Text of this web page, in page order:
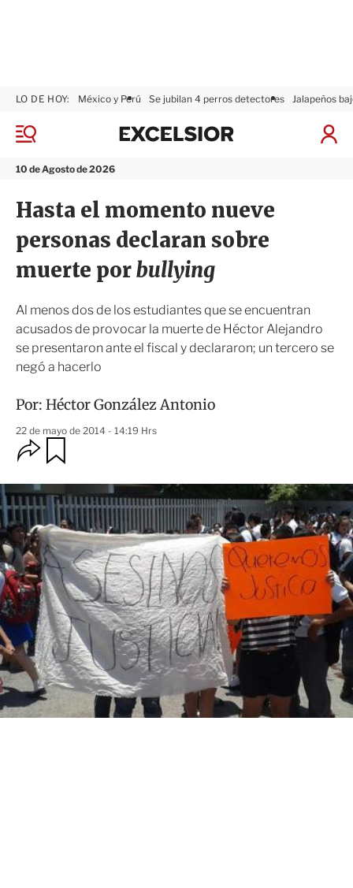
M
n
10 de Agosto de 2026
LO DE HOY: México y Perú Se jubilan 4 perros detectores Jalapeños
I
x
i
o
r
Hasta el momento nueve
personas declaran sobre
muerte porbullying
Al menos dos de los estudiantes que se encuentran
acusados de provocar la muerte de Héctor Alejandro
se presentaron ante el fiscal y declararon; un tercero se
negó a hacerlo
Por: Héctor González Antonio
22 de mayo de 2014 - 14:19 Hrs
O
p
i
o
n
e
s
d
e
c
o
m
p
a
r
t
i
r
r
d
a
r